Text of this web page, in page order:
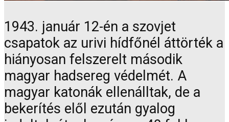
1943. január 12-én a szovjet
csapatok az urivi hídfőnél áttörték a
hiányosan felszerelt második
magyar hadsereg védelmét. A
magyar katonák ellenálltak, de a
bekerítés elől ezután gyalog